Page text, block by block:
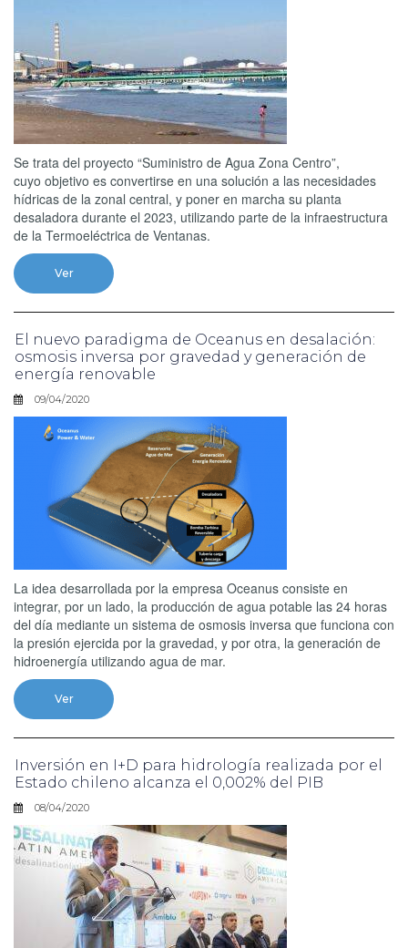
Se trata del proyecto “Suministro de Agua Zona Centro”,
cuyo objetivo es convertirse en una solución a las necesidades
hídricas de la zonal central, y poner en marcha su planta
desaladora durante el 2023, utilizando parte de la infraestructura
de la Termoeléctrica de Ventanas.
Ver
El nuevo paradigma de Oceanus en desalación:
osmosis inversa por gravedad y generación de
energía renovable
09/04/2020
La idea desarrollada por la empresa Oceanus consiste en
integrar, por un lado, la producción de agua potable las 24 horas
del día mediante un sistema de osmosis inversa que funciona con
la presión ejercida por la gravedad, y por otra, la generación de
hidroenergía utilizando agua de mar.
Ver
Inversión en I+D para hidrología realizada por el
Estado chileno alcanza el 0,002% del PIB
08/04/2020